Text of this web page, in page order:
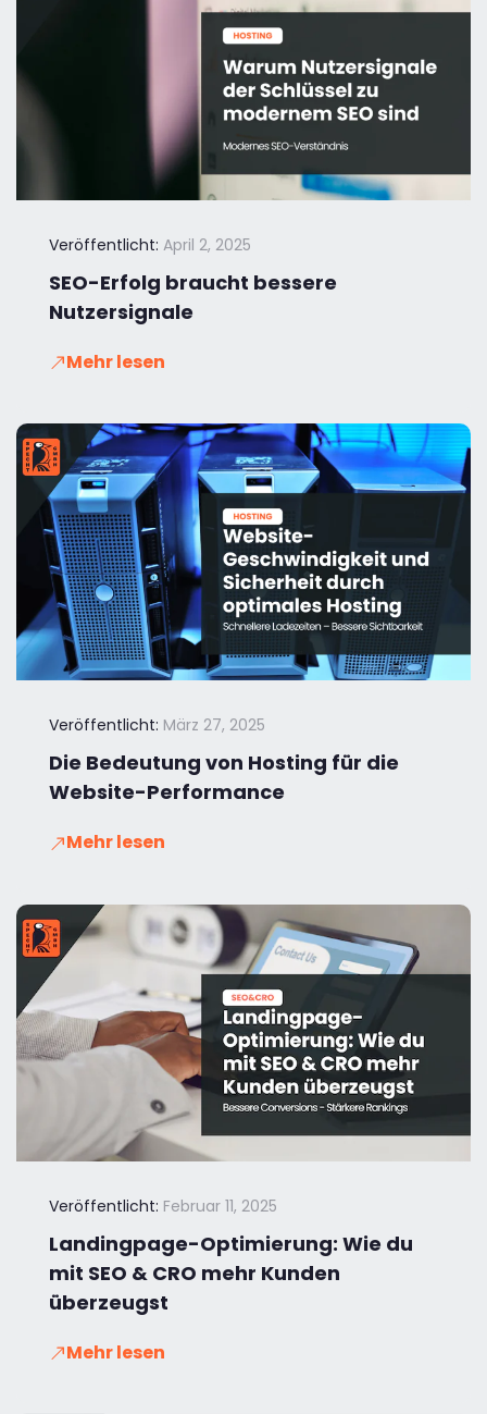
Veröffentlicht: April 2, 2025
SEO-Erfolg braucht bessere
Nutzersignale
Mehr lesen
Veröffentlicht: März 27, 2025
Die Bedeutung von Hosting für die
Website-Performance
Mehr lesen
Veröffentlicht: Februar 11, 2025
Landingpage-Optimierung: Wie du
mit SEO & CRO mehr Kunden
überzeugst
Mehr lesen